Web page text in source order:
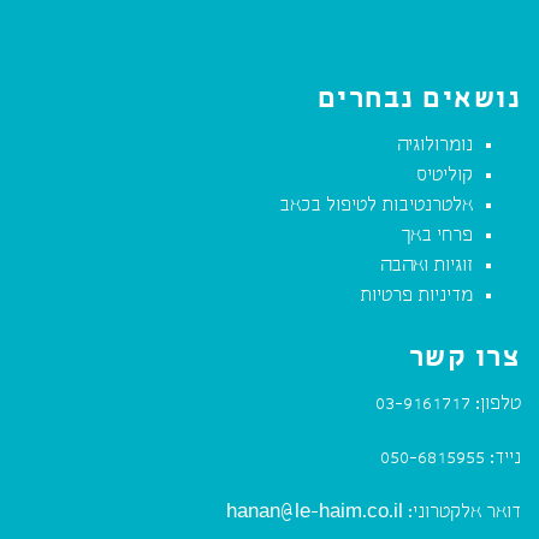
נושאים נבחרים
נומרולוגיה
קוליטיס
אלטרנטיבות לטיפול בכאב
פרחי באך
זוגיות ואהבה
מדיניות פרטיות
צרו קשר
טלפון: 03-9161717
נייד: 050-6815955
דואר אלקטרוני: hanan@le-haim.co.il